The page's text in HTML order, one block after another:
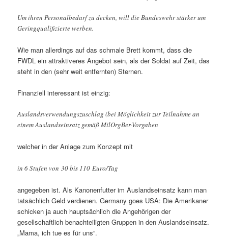
Um ihren Personalbedarf zu decken, will die Bundeswehr stärker um
Geringqualifizierte werben.
Wie man allerdings auf das schmale Brett kommt, dass die
FWDL ein attraktiveres Angebot sein, als der Soldat auf Zeit, das
steht in den (sehr weit entfernten) Sternen.
Finanziell interessant ist einzig:
Auslandsverwendungszuschlag (bei Möglichkeit zur Teilnahme an
einem Auslandseinsatz gemäß MilOrgBer-Vorgaben
welcher in der Anlage zum Konzept mit
in 6 Stufen von 30 bis 110 Euro/Tag
angegeben ist. Als Kanonenfutter im Auslandseinsatz kann man
tatsächlich Geld verdienen. Germany goes USA: Die Amerikaner
schicken ja auch hauptsächlich die Angehörigen der
gesellschaftlich benachteiligten Gruppen in den Auslandseinsatz.
„Mama, ich tue es für uns“.